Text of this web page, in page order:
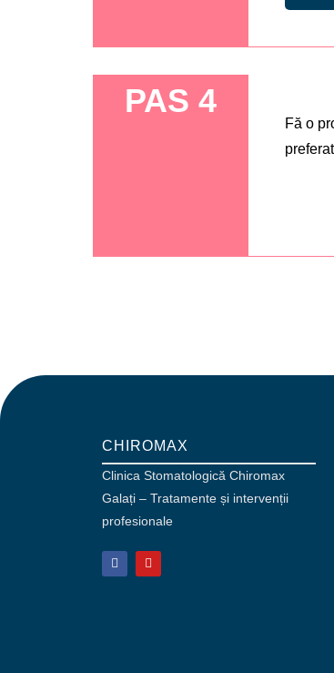
PAS 4
Fă o
CHIROMAX
Clinica Stomatologică Chiromax
Galați – Tratamente și intervenții
profesionale